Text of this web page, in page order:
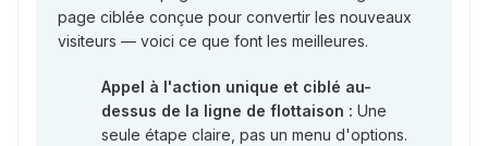
page ciblée conçue pour convertir les nouveaux
visiteurs — voici ce que font les meilleures.
Appel à l'action unique et ciblé au-
dessus de la ligne de flottaison : Une
seule étape claire, pas un menu d'options.